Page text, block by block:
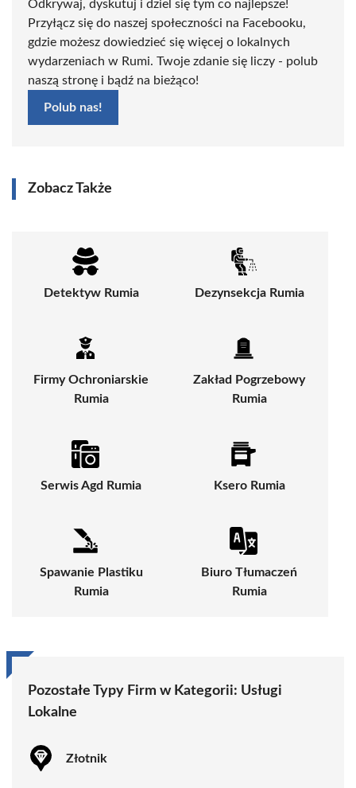
Odkrywaj, dyskutuj i dziel się tym co najlepsze!
Przyłącz się do naszej społeczności na Facebooku,
gdzie możesz dowiedzieć się więcej o lokalnych
wydarzeniach w Rumi. Twoje zdanie się liczy - polub
naszą stronę i bądź na bieżąco!
Polub nas!
Zobacz Także
Detektyw Rumia Dezynsekcja Rumia
Firmy Ochroniarskie
Rumia
Zakład Pogrzebowy
Rumia
Serwis Agd Rumia Ksero Rumia
Spawanie Plastiku
Rumia
Biuro Tłumaczeń
Rumia
Pozostałe Typy Firm w Kategorii: Usługi
Lokalne
Złotnik